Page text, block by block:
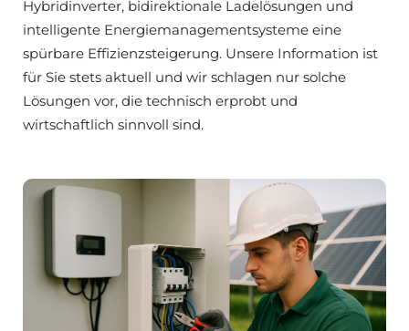
Hybridinverter, bidirektionale Ladelösungen und
intelligente Energiemanagementsysteme eine
spürbare Effizienzsteigerung. Unsere Information ist
für Sie stets aktuell und wir schlagen nur solche
Lösungen vor, die technisch erprobt und
wirtschaftlich sinnvoll sind.